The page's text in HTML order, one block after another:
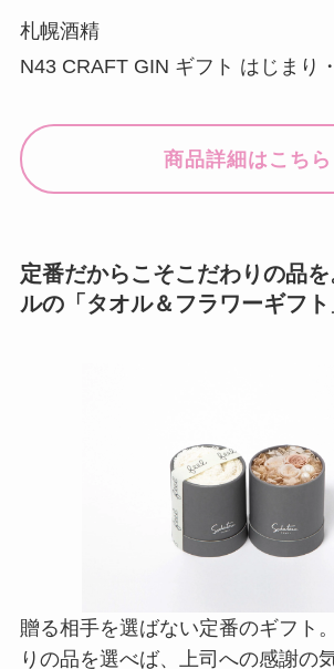
札幌酒精
N43 CRAFT GIN ギフト はじまり
商品詳細はこちら
定番だからこそこだわりの品
ルの「タオル＆フラワーギフト
贈る相手を選ばない定番のギフト
りの品を選べば、上司への感謝の